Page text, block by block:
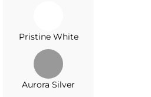
Pristine White
Aurora Silver